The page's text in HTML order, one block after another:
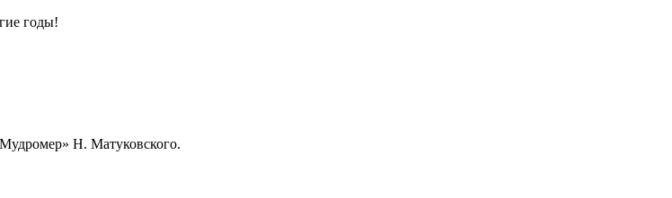
годы!
Н. Матуковского.